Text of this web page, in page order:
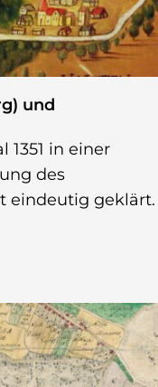
und
1351 in einer
des
eindeutig geklärt.
Schaumburg